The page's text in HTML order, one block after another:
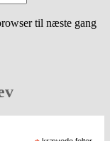
til næste gang